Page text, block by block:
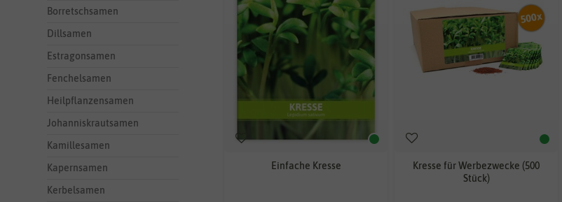
Borretschsamen
Dillsamen
Estragonsamen
Fenchelsamen
Heilpflanzensamen
Johanniskrautsamen
Kamillesamen
Kapernsamen
Kerbelsamen
Einfache Kresse
Kresse für Werbezwecke (500
Stück)